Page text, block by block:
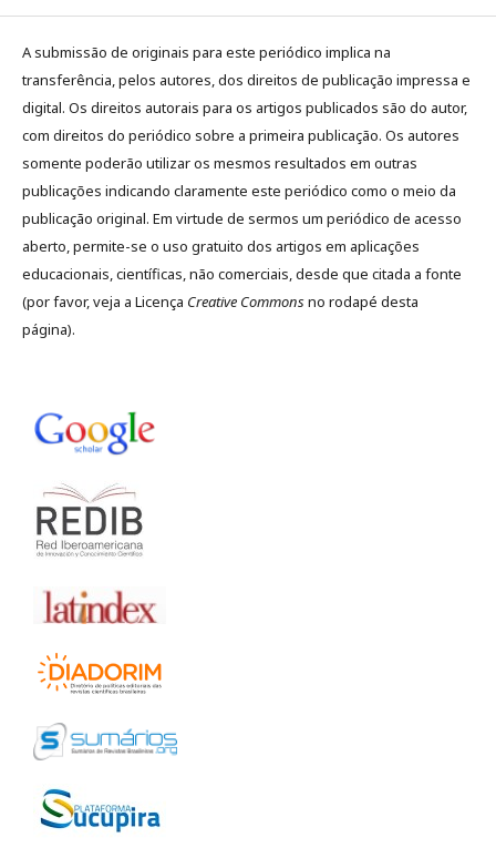
A submissão de originais para este periódico implica na
transferência, pelos autores, dos direitos de publicação impressa e
digital. Os direitos autorais para os artigos publicados são do autor,
com direitos do periódico sobre a primeira publicação. Os autores
somente poderão utilizar os mesmos resultados em outras
publicações indicando claramente este periódico como o meio da
publicação original. Em virtude de sermos um periódico de acesso
aberto, permite-se o uso gratuito dos artigos em aplicações
educacionais, científicas, não comerciais, desde que citada a fonte
(por favor, veja a Licença Creative Commonsno rodapé desta
página).